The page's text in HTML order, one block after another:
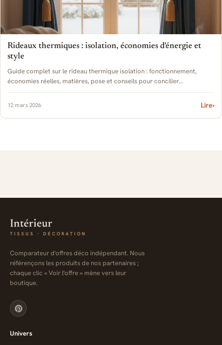
Rideaux thermiques : isolation, économies d'énergie et
style
Guide complet sur le rideau thermique isolation : fonctionnement,
économies réelles, matières, pose et conseils pour concilier
performance et décoration.
12 mars 2026 Lire›
Comparateur d'offres déco indépendant. Nous
référençons les produits de nos partenaires ;
chaque clic « Voir l'offre » mène vers leur
boutique.
Univers